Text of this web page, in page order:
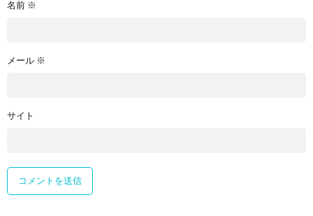
名前 ※
メール ※
サイト